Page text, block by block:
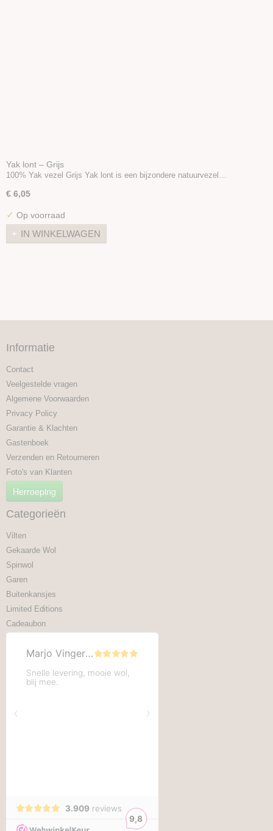
Yak lont – Grijs
100% Yak vezel Grijs Yak lont is een bijzondere natuurvezel…
€ 6,05
✓ Op voorraad
IN WINKELWAGEN
Informatie
Contact
Veelgestelde vragen
Algemene Voorwaarden
Privacy Policy
Garantie & Klachten
Gastenboek
Verzenden en Retourneren
Foto's van Klanten
Herroeping
Categorieën
Vilten
Gekaarde Wol
Spinwol
Garen
Buitenkansjes
Limited Editions
Cadeaubon